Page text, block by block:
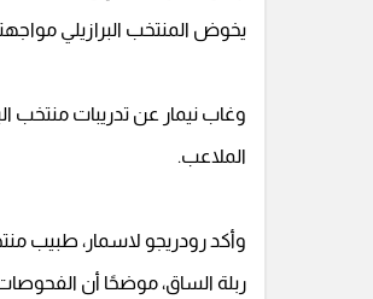
يخوض المنتخب البرازيلي
وغاب نيمار عن تدريبات منتخب
الملاعب.
وأكد رودريجو لاسمار، طبيب
ربلة الساق، موضحًا أن